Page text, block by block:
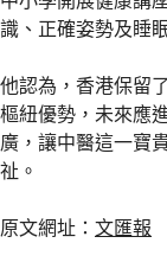
識、正確姿勢及睡
他認為，香港保留
樞紐優勢，未來應
廣，讓中醫這一寶
祉。
原文網址： 文匯報